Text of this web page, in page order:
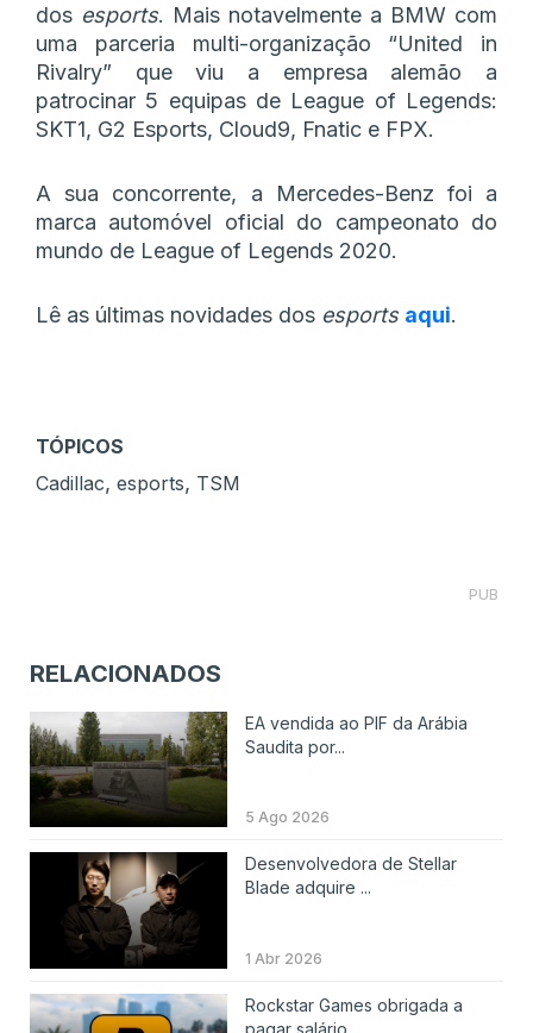
dos esports. Mais notavelmente a BMW com
uma parceria multi-organização “United in
Rivalry” que viu a empresa alemão a
patrocinar 5 equipas de League of Legends:
SKT1, G2 Esports, Cloud9, Fnatic e FPX.
A sua concorrente, a Mercedes-Benz foi a
marca automóvel oficial do campeonato do
mundo de League of Legends 2020.
Lê as últimas novidades dos esports aqui.
TÓPICOS
Cadillac, esports, TSM
PUB
RELACIONADOS
EA vendida ao PIF da Arábia
Saudita por...
5 Ago 2026
Desenvolvedora de Stellar
Blade adquire ...
1 Abr 2026
Rockstar Games obrigada a